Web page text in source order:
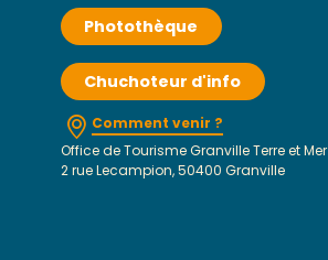
Photothèque
Chuchoteur d'info
Comment venir ?
Office de Tourisme Granville Terre et Mer
2 rue Lecampion, 50400 Granville